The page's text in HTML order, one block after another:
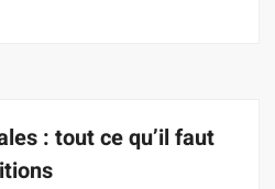
: tout ce qu’il faut